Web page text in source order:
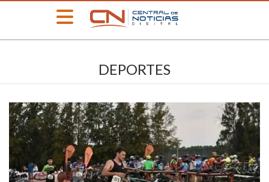
»
Educación
»
Información
General
DEPORTES